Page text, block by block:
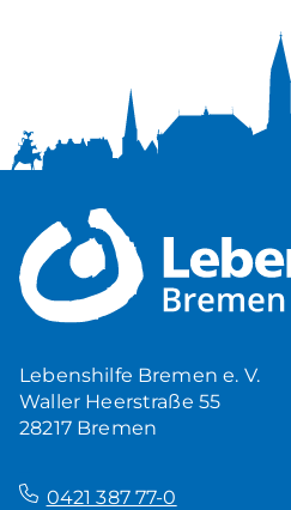
Lebenshilfe Bremen e. V.
Waller Heerstraße 55
28217 Bremen
0421 387 77-0